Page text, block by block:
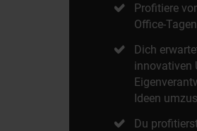
Profitiere
Office-
Dich
innovativen
Ideen
Du